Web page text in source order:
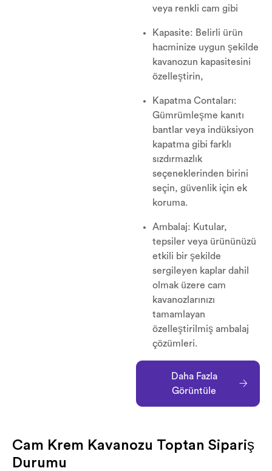
veya renkli cam gibi
Kapasite: Belirli ürün
hacminize uygun şekilde
kavanozun kapasitesini
özelleştirin,
Kapatma Contaları:
Gümrümleşme kanıtı
bantlar veya indüksiyon
kapatma gibi farklı
sızdırmazlık
seçeneklerinden birini
seçin, güvenlik için ek
koruma.
Ambalaj: Kutular,
tepsiler veya ürününüzü
etkili bir şekilde
sergileyen kaplar dahil
olmak üzere cam
kavanozlarınızı
tamamlayan
özelleştirilmiş ambalaj
çözümleri.
Daha Fazla
Görüntüle
Cam Krem Kavanozu Toptan Sipariş
Durumu